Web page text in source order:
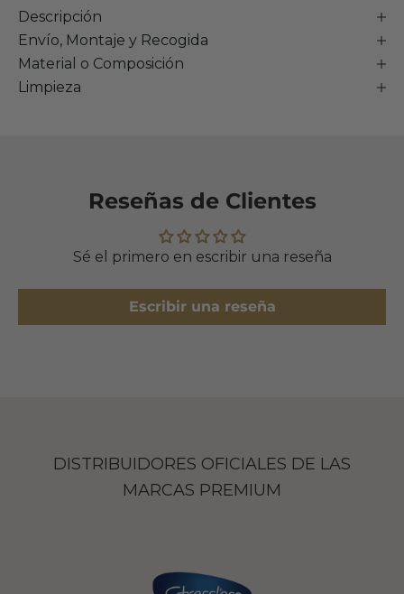
Descripción
Envío, Montaje y Recogida
Material o Composición
Limpieza
Reseñas de Clientes
Sé el primero en escribir una reseña
Escribir una reseña
DISTRIBUIDORES OFICIALES DE LAS
MARCAS PREMIUM